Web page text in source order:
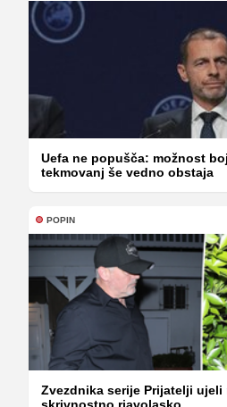
Uefa ne popušča: možnost
tekmovanj še vedno obstaja
POPIN
Zvezdnika serije Prijatelji ujeli